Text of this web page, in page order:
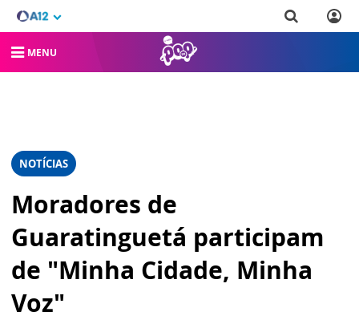
MENU
NOTÍCIAS
Moradores de
Guaratinguetá participam
de "Minha Cidade, Minha
Voz"